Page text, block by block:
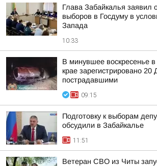
Глава Забайкалья заявил
выборов в Госдуму в
Запада
10:33
В минувшее воскресенье в
крае зарегистрировано 20
пострадавшими
09:15
Подготовку к выборам
обсудили в Забайкалье
11:51
Ветеран СВО из Читы